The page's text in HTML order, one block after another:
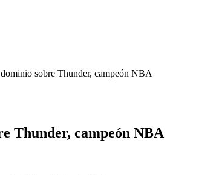
sobre Thunder, campeón NBA
Thunder, campeón NBA